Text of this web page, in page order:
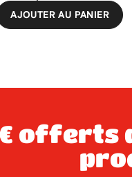
AJOUTER AU PANIER